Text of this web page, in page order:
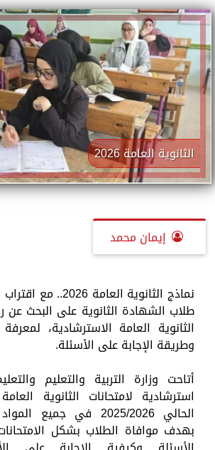
الثانوية العامة 2026
إيمان محمد
نماذج الثانوية العامة
طلاب الشهادة الثانوية على البحث عن
الثانوية العامة الاسترشادية،
وطريقة الإجابة على الأسئلة.
أتاحت وزارة التربية والتعليم
استرشادية لامتحانات الثانوية
الحالي 2025/2026 في
بهدف موافاة الطلاب بشكل